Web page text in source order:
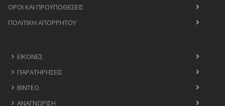
ΟΡΟΙ ΚΑΙ ΠΡΟΫΠΟΘΈΣΕΙΣ
ΠΟΛΙΤΙΚΉ ΑΠΟΡΡΉΤΟΥ
ΕΙΚΌΝΕΣ
ΠΑΡΑΤΗΡΉΣΕΙΣ
ΒΊΝΤΕΟ
ΑΝΑΓΝΏΡΙΣΗ